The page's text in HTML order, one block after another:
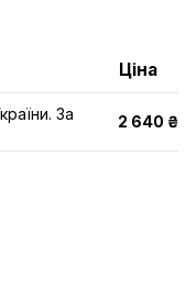
Ціна
За
2 640 ₴